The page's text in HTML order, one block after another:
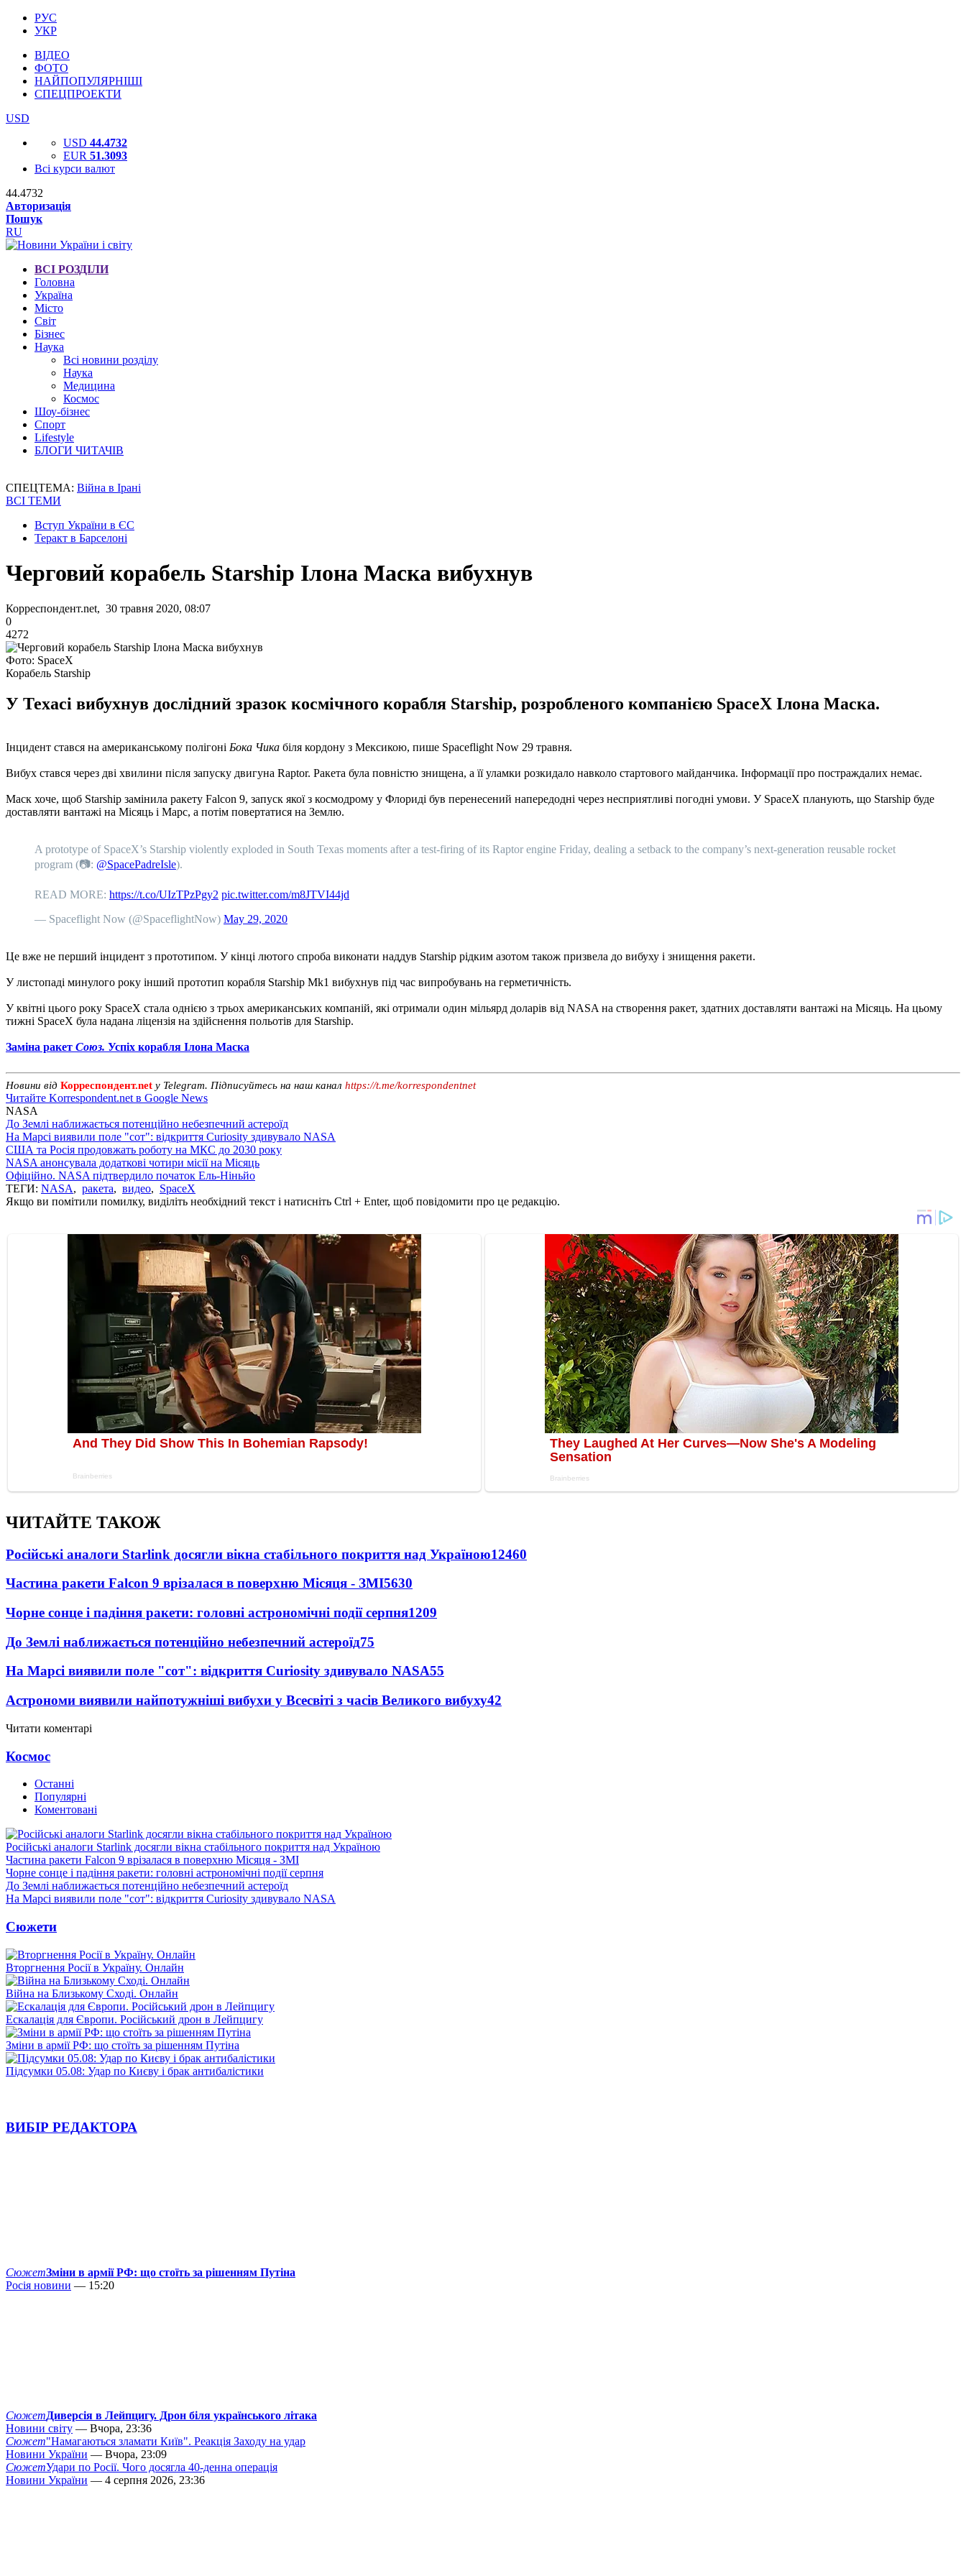
РУС
УКР
ВІДЕО
ФОТО
НАЙПОПУЛЯРНІШІ
СПЕЦПРОЕКТИ
USD
USD 44.4732
EUR 51.3093
Всі курси валют
44.4732
Авторизація
Пошук
RU
ВСІ РОЗДІЛИ
Головна
Україна
Місто
Світ
Бізнес
Наука
Всі новини розділу
Наука
Медицина
Космос
Шоу-бізнес
Спорт
Lifestyle
БЛОГИ ЧИТАЧІВ
СПЕЦТЕМА: Війна в Ірані
ВСІ ТЕМИ
Вступ України в ЄС
Теракт в Барселоні
Черговий корабель Starship Ілона Маска вибухнув
Корреспондент.net, 30 травня 2020, 08:07
0
4272
Фото: SpaceX
Корабель Starship
У Техасі вибухнув дослідний зразок космічного корабля Starship, розробленого компанією SpaceX Ілона Маска.
Інцидент стався на американському полігоні Бока Чика біля кордону з Мексикою, пише Spaceflight Now 29 травня.
Вибух стався через дві хвилини після запуску двигуна Raptor. Ракета була повністю знищена, а її уламки розкидало навколо стартового майданчика. Інформації про постраждалих немає.
Маск хоче, щоб Starship замінила ракету Falcon 9, запуск якої з космодрому у Флориді був перенесений напередодні через несприятливі погодні умови. У SpaceX планують, що Starship буде
доставляти вантажі на Місяць і Марс, а потім повертатися на Землю.
A prototype of SpaceX’s Starship violently exploded in South Texas moments after a test-firing of its Raptor engine Friday, dealing a setback to the company’s next-generation reusable rocket
program (📷: @SpacePadreIsle).
READ MORE: https://t.co/UIzTPzPgy2 pic.twitter.com/m8JTVI44jd
— Spaceflight Now (@SpaceflightNow) May 29, 2020
Це вже не перший інцидент з прототипом. У кінці лютого спроба виконати наддув Starship рідким азотом також призвела до вибуху і знищення ракети.
У листопаді минулого року інший прототип корабля Starship Mk1 вибухнув під час випробувань на герметичність.
У квітні цього року SpaceX стала однією з трьох американських компаній, які отримали один мільярд доларів від NASA на створення ракет, здатних доставляти вантажі на Місяць. На цьому
тижні SpaceX була надана ліцензія на здійснення польотів для Starship.
Заміна ракет Союз. Успіх корабля Ілона Маска
Новини від Корреспондент.net у Telegram. Підписуйтесь на наш канал https://t.me/korrespondentnet
Читайте Korrespondent.net в Google News
NASA
До Землі наближається потенційно небезпечний астероїд
На Марсі виявили поле "сот": відкриття Curiosity здивувало NASA
США та Росія продовжать роботу на МКС до 2030 року
NASA анонсувала додаткові чотири місії на Місяць
Офіційно. NASA підтвердило початок Ель-Ніньйо
ТЕГИ: NASA, ракета, видео, SpaceX
Якщо ви помітили помилку, виділіть необхідний текст і натисніть Ctrl + Enter, щоб повідомити про це редакцію.
ЧИТАЙТЕ ТАКОЖ
Російські аналоги Starlink досягли вікна стабільного покриття над Україною12460
Частина ракети Falcon 9 врізалася в поверхню Місяця - ЗМІ5630
Чорне сонце і падіння ракети: головні астрономічні події серпня1209
До Землі наближається потенційно небезпечний астероїд75
На Марсі виявили поле "сот": відкриття Curiosity здивувало NASA55
Астрономи виявили найпотужніші вибухи у Всесвіті з часів Великого вибуху42
Читати коментарі
Космос
Останні
Популярні
Коментовані
Російські аналоги Starlink досягли вікна стабільного покриття над Україною
Частина ракети Falcon 9 врізалася в поверхню Місяця - ЗМІ
Чорне сонце і падіння ракети: головні астрономічні події серпня
До Землі наближається потенційно небезпечний астероїд
На Марсі виявили поле "сот": відкриття Curiosity здивувало NASA
Сюжети
Вторгнення Росії в Україну. Онлайн
Війна на Близькому Сході. Онлайн
Ескалація для Європи. Російський дрон в Лейпцигу
Зміни в армії РФ: що стоїть за рішенням Путіна
Підсумки 05.08: Удар по Києву і брак антибалістики
ВИБІР РЕДАКТОРА
СюжетЗміни в армії РФ: що стоїть за рішенням Путіна
Росія новини — 15:20
СюжетДиверсія в Лейпцигу. Дрон біля українського літака
Новини світу — Вчора, 23:36
Сюжет"Намагаються зламати Київ". Реакція Заходу на удар
Новини України — Вчора, 23:09
СюжетУдари по Росії. Чого досягла 40-денна операція
Новини України — 4 серпня 2026, 23:36